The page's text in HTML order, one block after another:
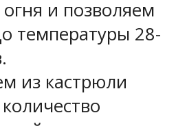
и позволяем
температуры 28-
из кастрюли